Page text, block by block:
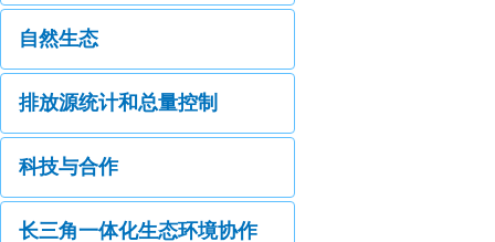
自然生态
排放源统计和总量控制
科技与合作
长三角一体化生态环境协作